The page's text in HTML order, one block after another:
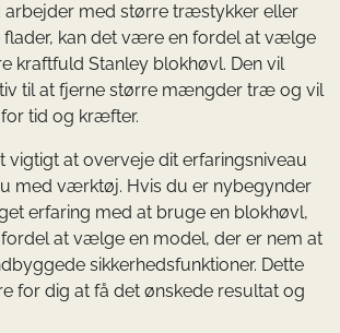
arbejder med større træstykker eller
flader, kan det være en fordel at vælge
kraftfuld Stanley blokhøvl. Den vil
til at fjerne større mængder træ og vil
tid og kræfter.
vigtigt at overveje dit erfaringsniveau
med værktøj. Hvis du er nybegynder
erfaring med at bruge en blokhøvl,
at vælge en model, der er nem at
sikkerhedsfunktioner. Dette
for dig at få det ønskede resultat og